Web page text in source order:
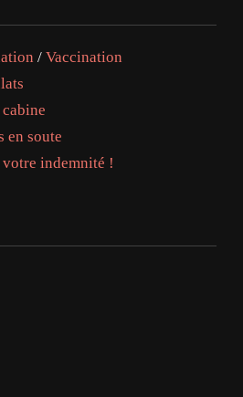
/ Vaccination
en soute
indemnité !